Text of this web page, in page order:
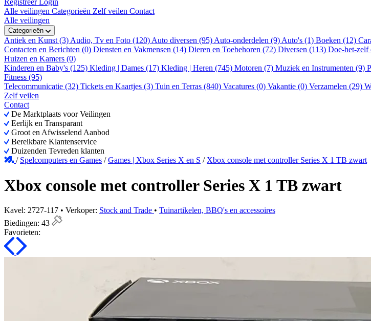
RegistreerLogin
Alle veilingen Categorieën Zelf veilen Contact
Alle veilingen
Categorieën
Antiek en Kunst (3) Audio, Tv en Foto (120) Auto diversen (95) Auto-onderdelen (9) Auto's (1) Boeken (12)
Contacten en Berichten (0) Diensten en Vakmensen (14) Dieren en Toebehoren (72) Diversen (113) Doe-het-zelf
Huizen en Kamers (0)
Kinderen en Baby's (125) Kleding | Dames (17) Kleding | Heren (745) Motoren (7) Muziek en Instrumenten (9)
Fitness (95)
Telecommunicatie (32) Tickets en Kaartjes (3) Tuin en Terras (840) Vacatures (0) Vakantie (0) Verzamelen (29)
Zelf veilen
Contact
De Marktplaats voor Veilingen
Eerlijk en Transparant
Groot en Afwisselend Aanbod
Bereikbare Klantenservice
Duizenden Tevreden klanten
/ Spelcomputers en Games /Games | Xbox Series X en S / Xbox console met controller Series X 1 TB zwart
Xbox console met controller Series X 1 TB zwart
Kavel: 2727-117 • Verkoper: Stock and Trade • Tuinartikelen, BBQ's en accessoires
Biedingen: 43
Favorieten: